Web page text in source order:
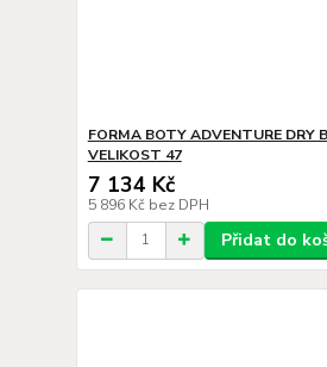
FORMA BOTY ADVENTURE DRY
VELIKOST 47
7 134 Kč
5 896 Kč bez DPH
Přidat do